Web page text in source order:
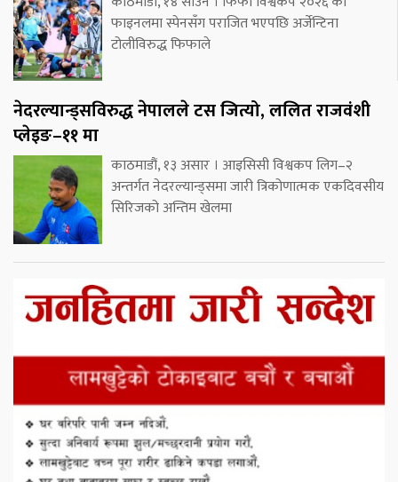
फाइनलमा स्पेनसँग पराजित भएपछि अर्जेन्टिना
टोलीविरुद्ध फिफाले
नेदरल्यान्ड्सविरुद्ध नेपालले टस जित्यो, ललित राजवंशी
प्लेइङ–११ मा
काठमाडौं, १३ असार । आइसिसी विश्वकप लिग–२
अन्तर्गत नेदरल्यान्ड्समा जारी त्रिकोणात्मक एकदिवसीय
सिरिजको अन्तिम खेलमा